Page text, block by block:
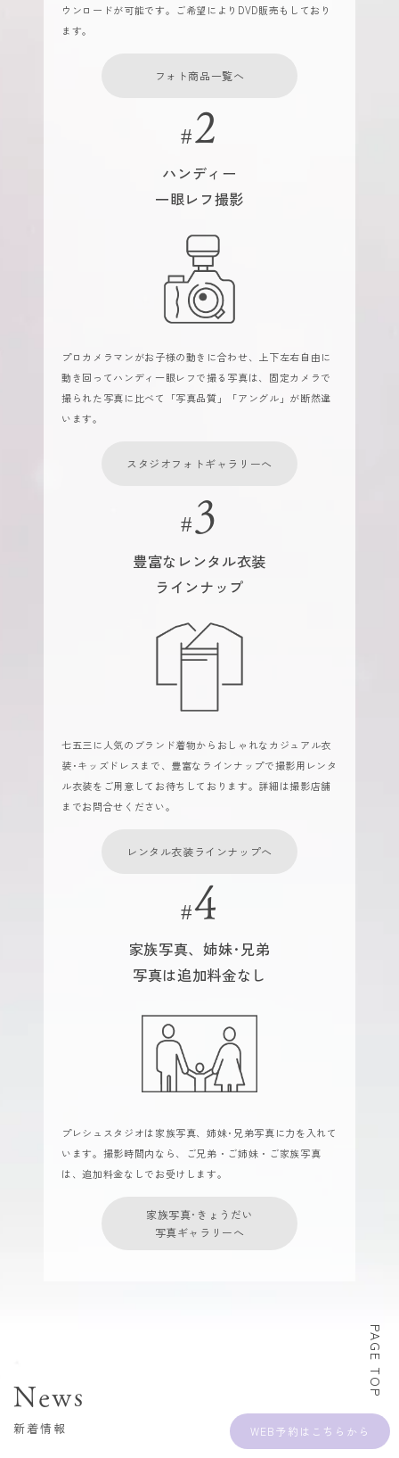
WEB予約
ウンロードが可能です。ご希望によりDVD販売もしており
ます。
フォト商品一覧へ
ハンディー
一眼レフ撮影
プロカメラマンがお子様の動きに合わせ、上下左右自由に
動き回ってハンディ一眼レフで撮る写真は、固定カメラで
撮られた写真に比べて「写真品質」「アングル」が断然違
います。
スタジオフォトギャラリーへ
豊富なレンタル衣装
ラインナップ
七五三に人気のブランド着物からおしゃれなカジュアル衣
装･キッズドレスまで、豊富なラインナップで撮影用レンタ
ル衣装をご用意してお待ちしております。詳細は撮影店舗
までお問合せください。
レンタル衣装ラインナップへ
家族写真、姉妹･兄弟
写真は追加料金なし
プレシュスタジオは家族写真、姉妹･兄弟写真に力を入れて
います。撮影時間内なら、ご兄弟・ご姉妹・ご家族写真
は、追加料金なしでお受けします。
家族写真･きょうだい
写真ギャラリーへ
News
新着情報
PAGE TOP